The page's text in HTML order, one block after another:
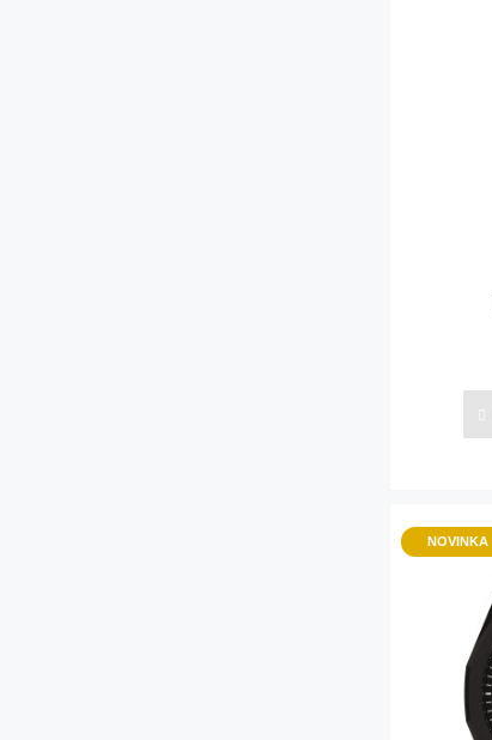
NOVINKA